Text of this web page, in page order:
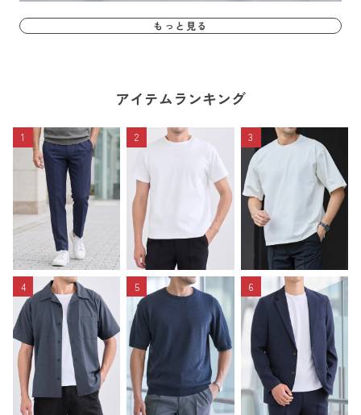
もっと見る
アイテムランキング
1 2 3
4 5 6